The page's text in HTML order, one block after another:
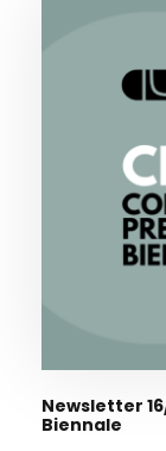
Newsletter
Biennale